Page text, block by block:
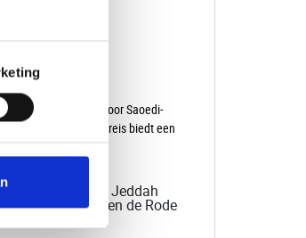
daagse rondreis door Saoedi-
wadi’s: deze reis biedt een
Ha’il en het
In Medina en Jeddah
markten en de Rode